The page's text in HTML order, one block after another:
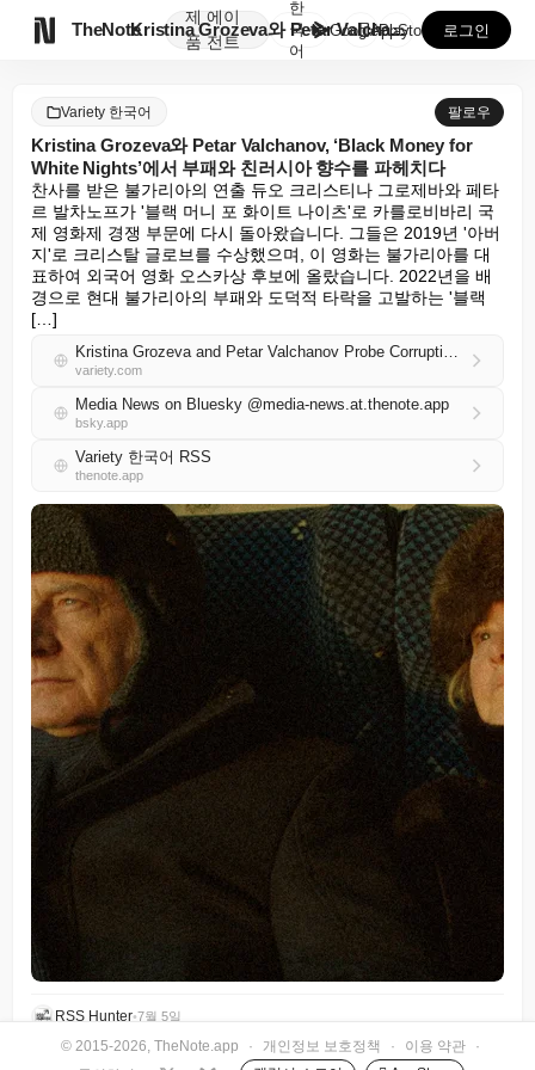
TheNote
제
품
에이
전트
Kristina Grozeva와 Petar Valcha...
한
국
어
GooglePlay
AppStore 로그인
Variety 한국어 팔로우
Kristina Grozeva와 Petar Valchanov, ‘Black Money for
White Nights’에서 부패와 친러시아 향수를 파헤치다
찬사를 받은 불가리아의 연출 듀오 크리스티나 그로제바와 페타
르 발차노프가 '블랙 머니 포 화이트 나이츠'로 카를로비바리 국
제 영화제 경쟁 부문에 다시 돌아왔습니다. 그들은 2019년 '아버
지'로 크리스탈 글로브를 수상했으며, 이 영화는 불가리아를 대
표하여 외국어 영화 오스카상 후보에 올랐습니다. 2022년을 배
경으로 현대 불가리아의 부패와 도덕적 타락을 고발하는 '블랙
[…]
Kristina Grozeva and Petar Valchanov Probe Corruption and Pro-Russia Nostalgia in ‘Black Money for White Nights’
variety.com
Media News on Bluesky @media-news.at.thenote.app
bsky.app
Variety 한국어 RSS
thenote.app
RSS Hunter•7월 5일
© 2015-2026, TheNote.app · 개인정보 보호정책 · 이용 약관
·